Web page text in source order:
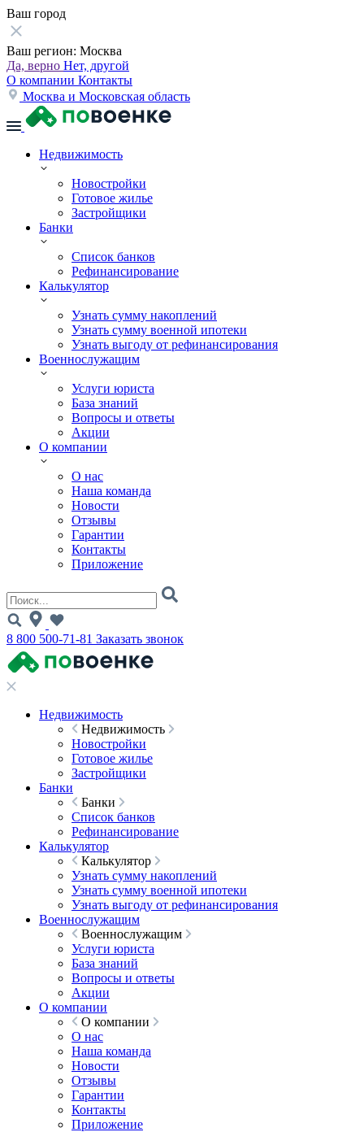
Ваш город
Ваш регион: Москва
Да, верно Нет, другой
О компании Контакты
Москва и Московская область
Недвижимость
Новостройки
Готовое жилье
Застройщики
Банки
Список банков
Рефинансирование
Калькулятор
Узнать сумму накоплений
Узнать сумму военной ипотеки
Узнать выгоду от рефинансирования
Военнослужащим
Услуги юриста
База знаний
Вопросы и ответы
Акции
О компании
О нас
Наша команда
Новости
Отзывы
Гарантии
Контакты
Приложение
8 800 500-71-81 Заказать звонок
Недвижимость
Недвижимость
Новостройки
Готовое жилье
Застройщики
Банки
Банки
Список банков
Рефинансирование
Калькулятор
Калькулятор
Узнать сумму накоплений
Узнать сумму военной ипотеки
Узнать выгоду от рефинансирования
Военнослужащим
Военнослужащим
Услуги юриста
База знаний
Вопросы и ответы
Акции
О компании
О компании
О нас
Наша команда
Новости
Отзывы
Гарантии
Контакты
Приложение